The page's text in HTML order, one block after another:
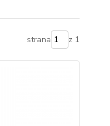
strana z 1